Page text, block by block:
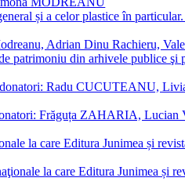
și a celor plastice în
Adrian Dinu Rachieru,
patrimoniu din arhivele publice şi
Radu CUCUTEANU,
Frăguța ZAHARIA,
la care Editura Junimea și
la care Editura Junimea și